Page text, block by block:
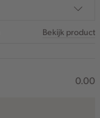
Bekijk product
0.00